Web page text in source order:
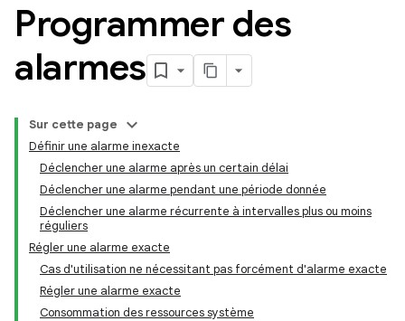
Programmer des
alarmes
Sur cette page
Définir une alarme inexacte
Déclencher une alarme après un certain délai
Déclencher une alarme pendant une période donnée
Déclencher une alarme récurrente à intervalles plus ou moins
réguliers
Régler une alarme exacte
Cas d'utilisation ne nécessitant pas forcément d'alarme exacte
Régler une alarme exacte
Consommation des ressources système